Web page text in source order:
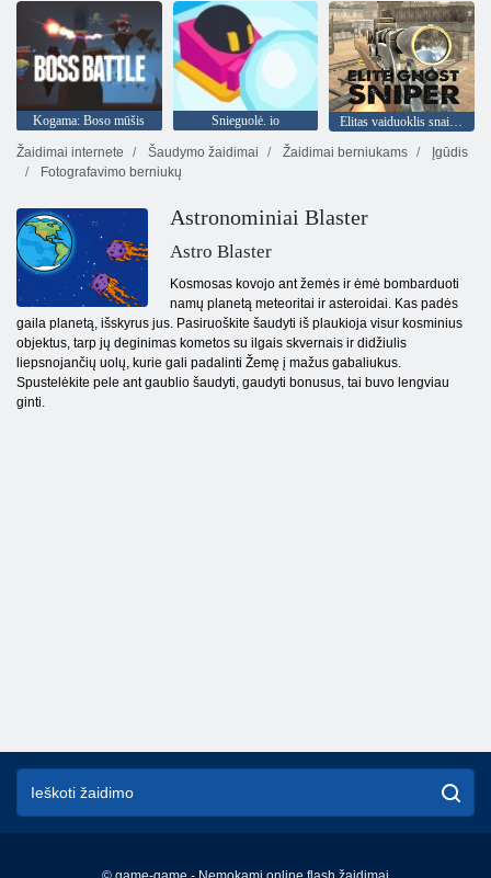
Kogama: Boso mūšis Snieguolė. io
Elitas vaiduoklis snaiperis
Žaidimai internete
Šaudymo žaidimai Žaidimai berniukams
Įgūdis
Fotografavimo berniukų
Astronominiai Blaster
Astro Blaster
Kosmosas kovojo ant žemės ir ėmė bombarduoti
namų planetą meteoritai ir asteroidai. Kas padės
gaila planetą, išskyrus jus. Pasiruoškite šaudyti iš plaukioja visur kosminius
objektus, tarp jų deginimas kometos su ilgais skvernais ir didžiulis
liepsnojančių uolų, kurie gali padalinti Žemę į mažus gabaliukus.
Spustelėkite pele ant gaublio šaudyti, gaudyti bonusus, tai buvo lengviau
ginti.